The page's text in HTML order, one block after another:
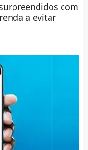
com
a evitar